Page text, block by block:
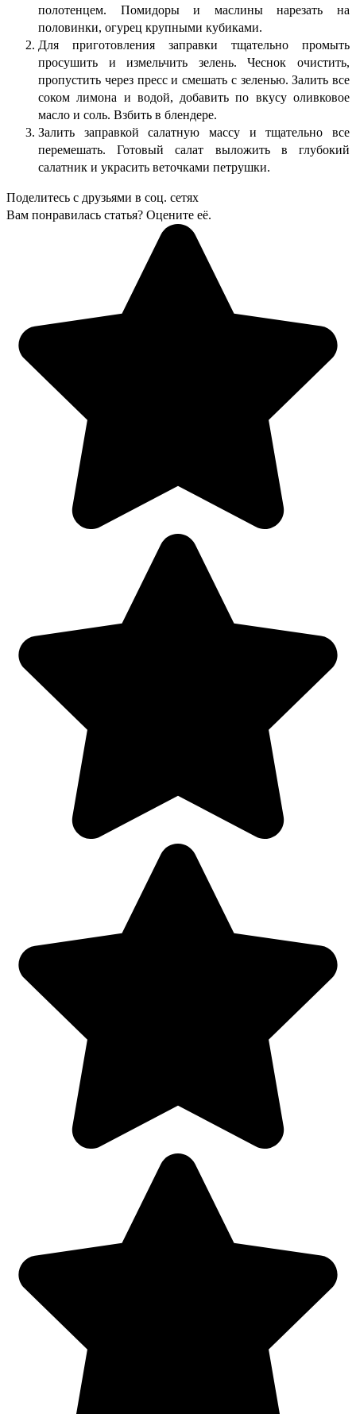
полотенцем. Помидоры и маслины нарезать на
половинки, огурец крупными кубиками.
Для приготовления заправки тщательно промыть
просушить и измельчить зелень. Чеснок очистить,
пропустить через пресс и смешать с зеленью. Залить все
соком лимона и водой, добавить по вкусу оливковое
масло и соль. Взбить в блендере.
Залить заправкой салатную массу и тщательно все
перемешать. Готовый салат выложить в глубокий
салатник и украсить веточками петрушки.
Поделитесь с друзьями в соц. сетях
Вам понравилась статья? Оцените её.